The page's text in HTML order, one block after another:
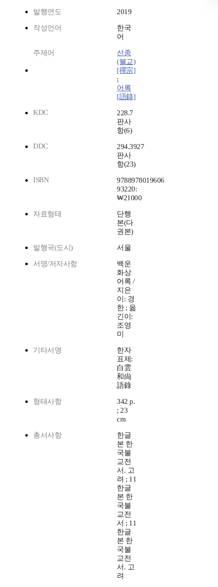
발행연도 2019
작성언어
한국
어
주제어
선종
(불교)
[禪宗]
;
어록
[語錄]
KDC
228.7
판사
항(6)
DDC
294.3927
판사
항(23)
ISBN
9788978019606
93220:
₩21000
자료형태
단행
본(다
권본)
발행국(도시) 서울
서명/저자사항
백운
화상
어록 /
지은
이: 경
한 ; 옮
긴이:
조영
미
기타서명
한자
표제:
白雲
和尙
語錄
형태사항
342 p.
; 23
cm
총서사항
한글
본 한
국불
교전
서. 고
려 ; 11
한글
본 한
국불
교전
서 ; 11
한글
본 한
국불
교전
서. 고
려